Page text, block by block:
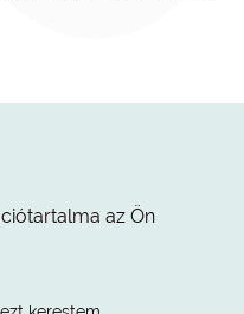
az Ön